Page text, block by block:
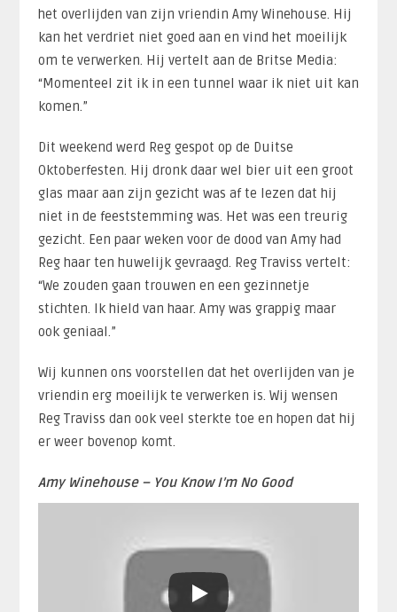
het overlijden van zijn vriendin Amy Winehouse. Hij
kan het verdriet niet goed aan en vind het moeilijk
om te verwerken. Hij vertelt aan de Britse Media:
“Momenteel zit ik in een tunnel waar ik niet uit kan
komen.”
Dit weekend werd Reg gespot op de Duitse
Oktoberfesten. Hij dronk daar wel bier uit een groot
glas maar aan zijn gezicht was af te lezen dat hij
niet in de feeststemming was. Het was een treurig
gezicht. Een paar weken voor de dood van Amy had
Reg haar ten huwelijk gevraagd. Reg Traviss vertelt:
“We zouden gaan trouwen en een gezinnetje
stichten. Ik hield van haar. Amy was grappig maar
ook geniaal.”
Wij kunnen ons voorstellen dat het overlijden van je
vriendin erg moeilijk te verwerken is. Wij wensen
Reg Traviss dan ook veel sterkte toe en hopen dat hij
er weer bovenop komt.
Amy Winehouse – You Know I’m No Good